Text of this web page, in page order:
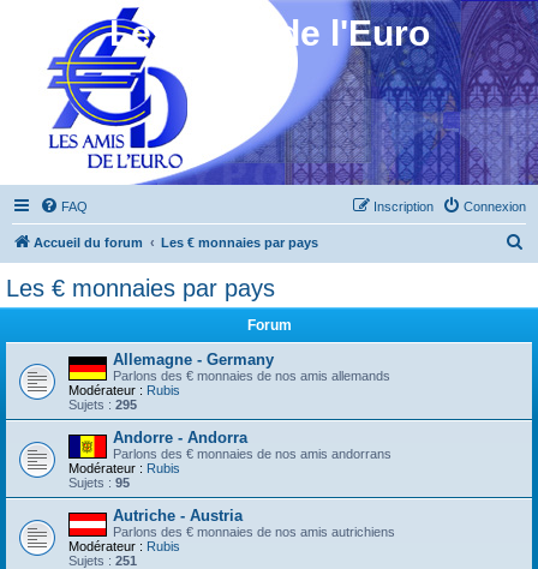
Les Amis de l'Euro
FAQ Connexion
Inscription
Accueil du forum Les € monnaies par pays
r
Les € monnaies par pays
Forum
Allemagne - Germany
Parlons des € monnaies de nos amis allemands
Modérateur : Rubis
Sujets : 295
Andorre - Andorra
Parlons des € monnaies de nos amis andorrans
Modérateur : Rubis
Sujets : 95
Autriche - Austria
Parlons des € monnaies de nos amis autrichiens
Modérateur : Rubis
Sujets : 251